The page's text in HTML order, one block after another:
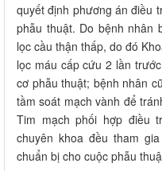
quyết định phương án điều
phẫu thuật. Do bệnh nhân
lọc cầu thận thấp, do đó
lọc máu cấp cứu 2 lần
cơ phẫu thuật; bệnh nhân
tầm soát mạch vành để
Tim mạch phối hợp điều
chuyên khoa đều tham
chuẩn bị cho cuộc phẫu